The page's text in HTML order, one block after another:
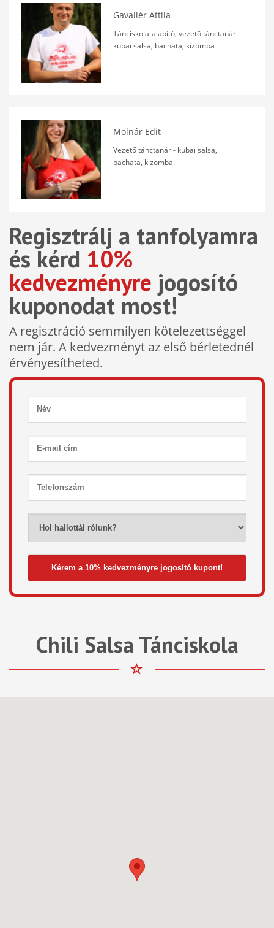
Gavallér Attila
Tánciskola-alapító, vezető tánctanár -
kubai salsa, bachata, kizomba
Molnár Edit
Vezető tánctanár - kubai salsa,
bachata, kizomba
Regisztrálj a tanfolyamra
és kérd 10%
kedvezményre jogosító
kuponodat most!
A regisztráció semmilyen kötelezettséggel
nem jár. A kedvezményt az első bérletednél
érvényesítheted.
Chili Salsa Tánciskola